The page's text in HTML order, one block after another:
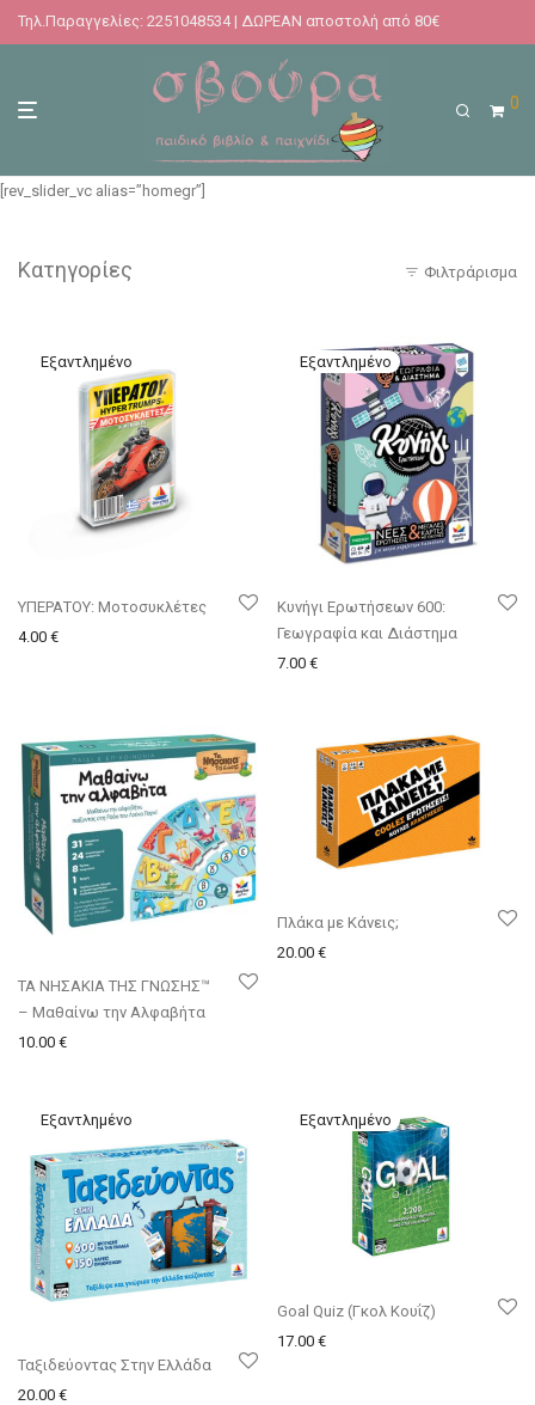
Τηλ.Παραγγελίες: 2251048534 | ΔΩΡΕΑΝ αποστολή από 80€
0
[rev_slider_vc alias=”homegr”]
Κατηγορίες Φιλτράρισμα
ΥΠΕΡΑΤΟΥ: Μοτοσυκλέτες
4.00 €
Κυνήγι Ερωτήσεων 600:
Γεωγραφία και Διάστημα
7.00 €
ΤΑ ΝΗΣΑΚΙΑ ΤΗΣ ΓΝΩΣΗΣ™
– Μαθαίνω την Αλφαβήτα
10.00 €
Πλάκα με Κάνεις;
20.00 €
Ταξιδεύοντας Στην Ελλάδα
20.00 €
Goal Quiz (Γκολ Κουΐζ)
17.00 €